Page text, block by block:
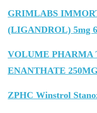
GRIMLABS
(LIGANDROL) 5mg
VOLUME PHARMA
ENANTHATE
ZPHC Winstrol